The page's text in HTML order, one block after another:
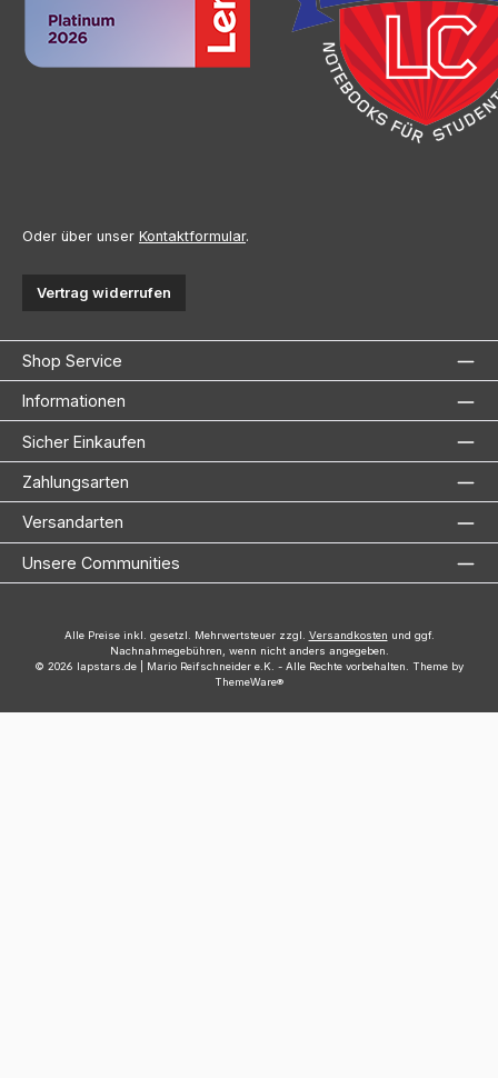
Oder über unser Kontaktformular.
Vertrag widerrufen
Shop Service
Informationen
Sicher Einkaufen
Zahlungsarten
Versandarten
Unsere Communities
Alle Preise inkl. gesetzl. Mehrwertsteuer zzgl. Versandkosten und ggf.
Nachnahmegebühren, wenn nicht anders angegeben.
© 2026 lapstars.de | Mario Reifschneider e.K. - Alle Rechte vorbehalten. Theme by
ThemeWare®